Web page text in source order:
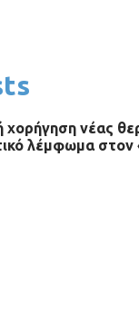
νέας
λέμφωμα στον